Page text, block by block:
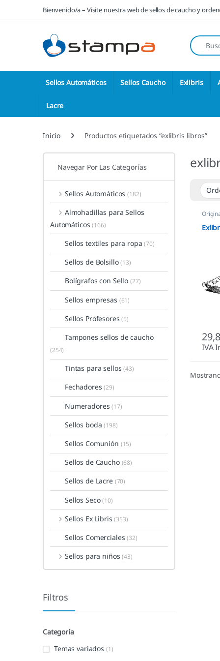
Saltar a la navegación
Saltar al contenidoBienvenido/a – Visite nuestra web de sellos de caucho y
Sellos Automáticos Sellos Caucho Exlibris
Lacre
Inicio Productos etiquetados “exlibris libros”
Ex Libris
IVA
Navegar Por Las Categorías
Sellos Automáticos(182)
Almohadillas para Sellos
Automáticos(166)
Sellos textiles para ropa(70)
Sellos de Bolsillo(13)
Bolígrafos con Sello(27)
Sellos empresas (61)
Sellos Profesores(5)
Tampones sellos de caucho
(254)
Tintas para sellos(43)
Fechadores(29)
Numeradores(17)
Sellos boda(198)
Sellos Comunión (15)
Sellos de Caucho (68)
Sellos de Lacre (70)
Sellos Seco(10)
Sellos Ex Libris(353)
Sellos Comerciales(32)
Sellos para niños(43)
Filtros
Categoría
Temas variados (1)